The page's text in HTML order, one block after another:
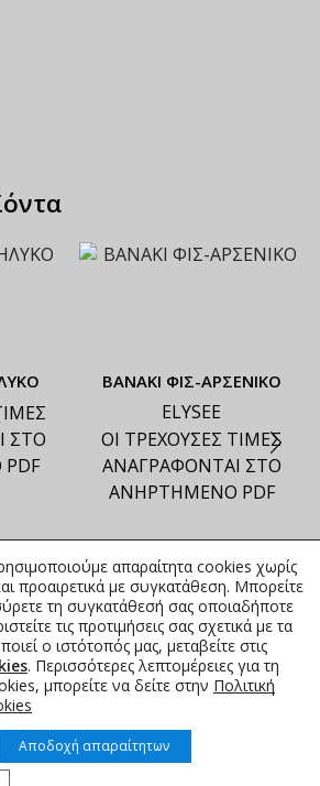
ΣΤΟ
ΒΑΝΑΚΙ ΦΙΣ-ΑΡΣΕΝΙΚΟ
ELYSEE
ΟΙ ΤΡΕΧΟΥΣΕΣ ΤΙΜΕΣ
ΑΝΑΓΡΑΦΟΝΤΑΙ ΣΤΟ
ΑΝΗΡΤΗΜΕΝΟ PDF
απαραίτητα cookies χωρίς
προαιρετικά με συγκατάθεση. Μπορείτε
τη συγκατάθεσή σας οποιαδήποτε
τις προτιμήσεις σας σχετικά με τα
ο ιστότοπός μας, μεταβείτε στις
. Περισσότερες λεπτομέρειες για τη
μπορείτε να δείτε στην Πολιτική
Αποδοχή απαραίτητων